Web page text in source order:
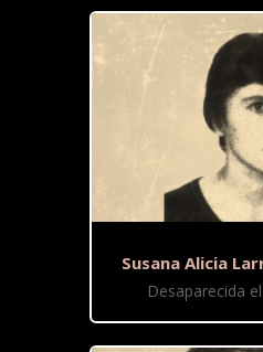
Susana Alicia
Desaparecida